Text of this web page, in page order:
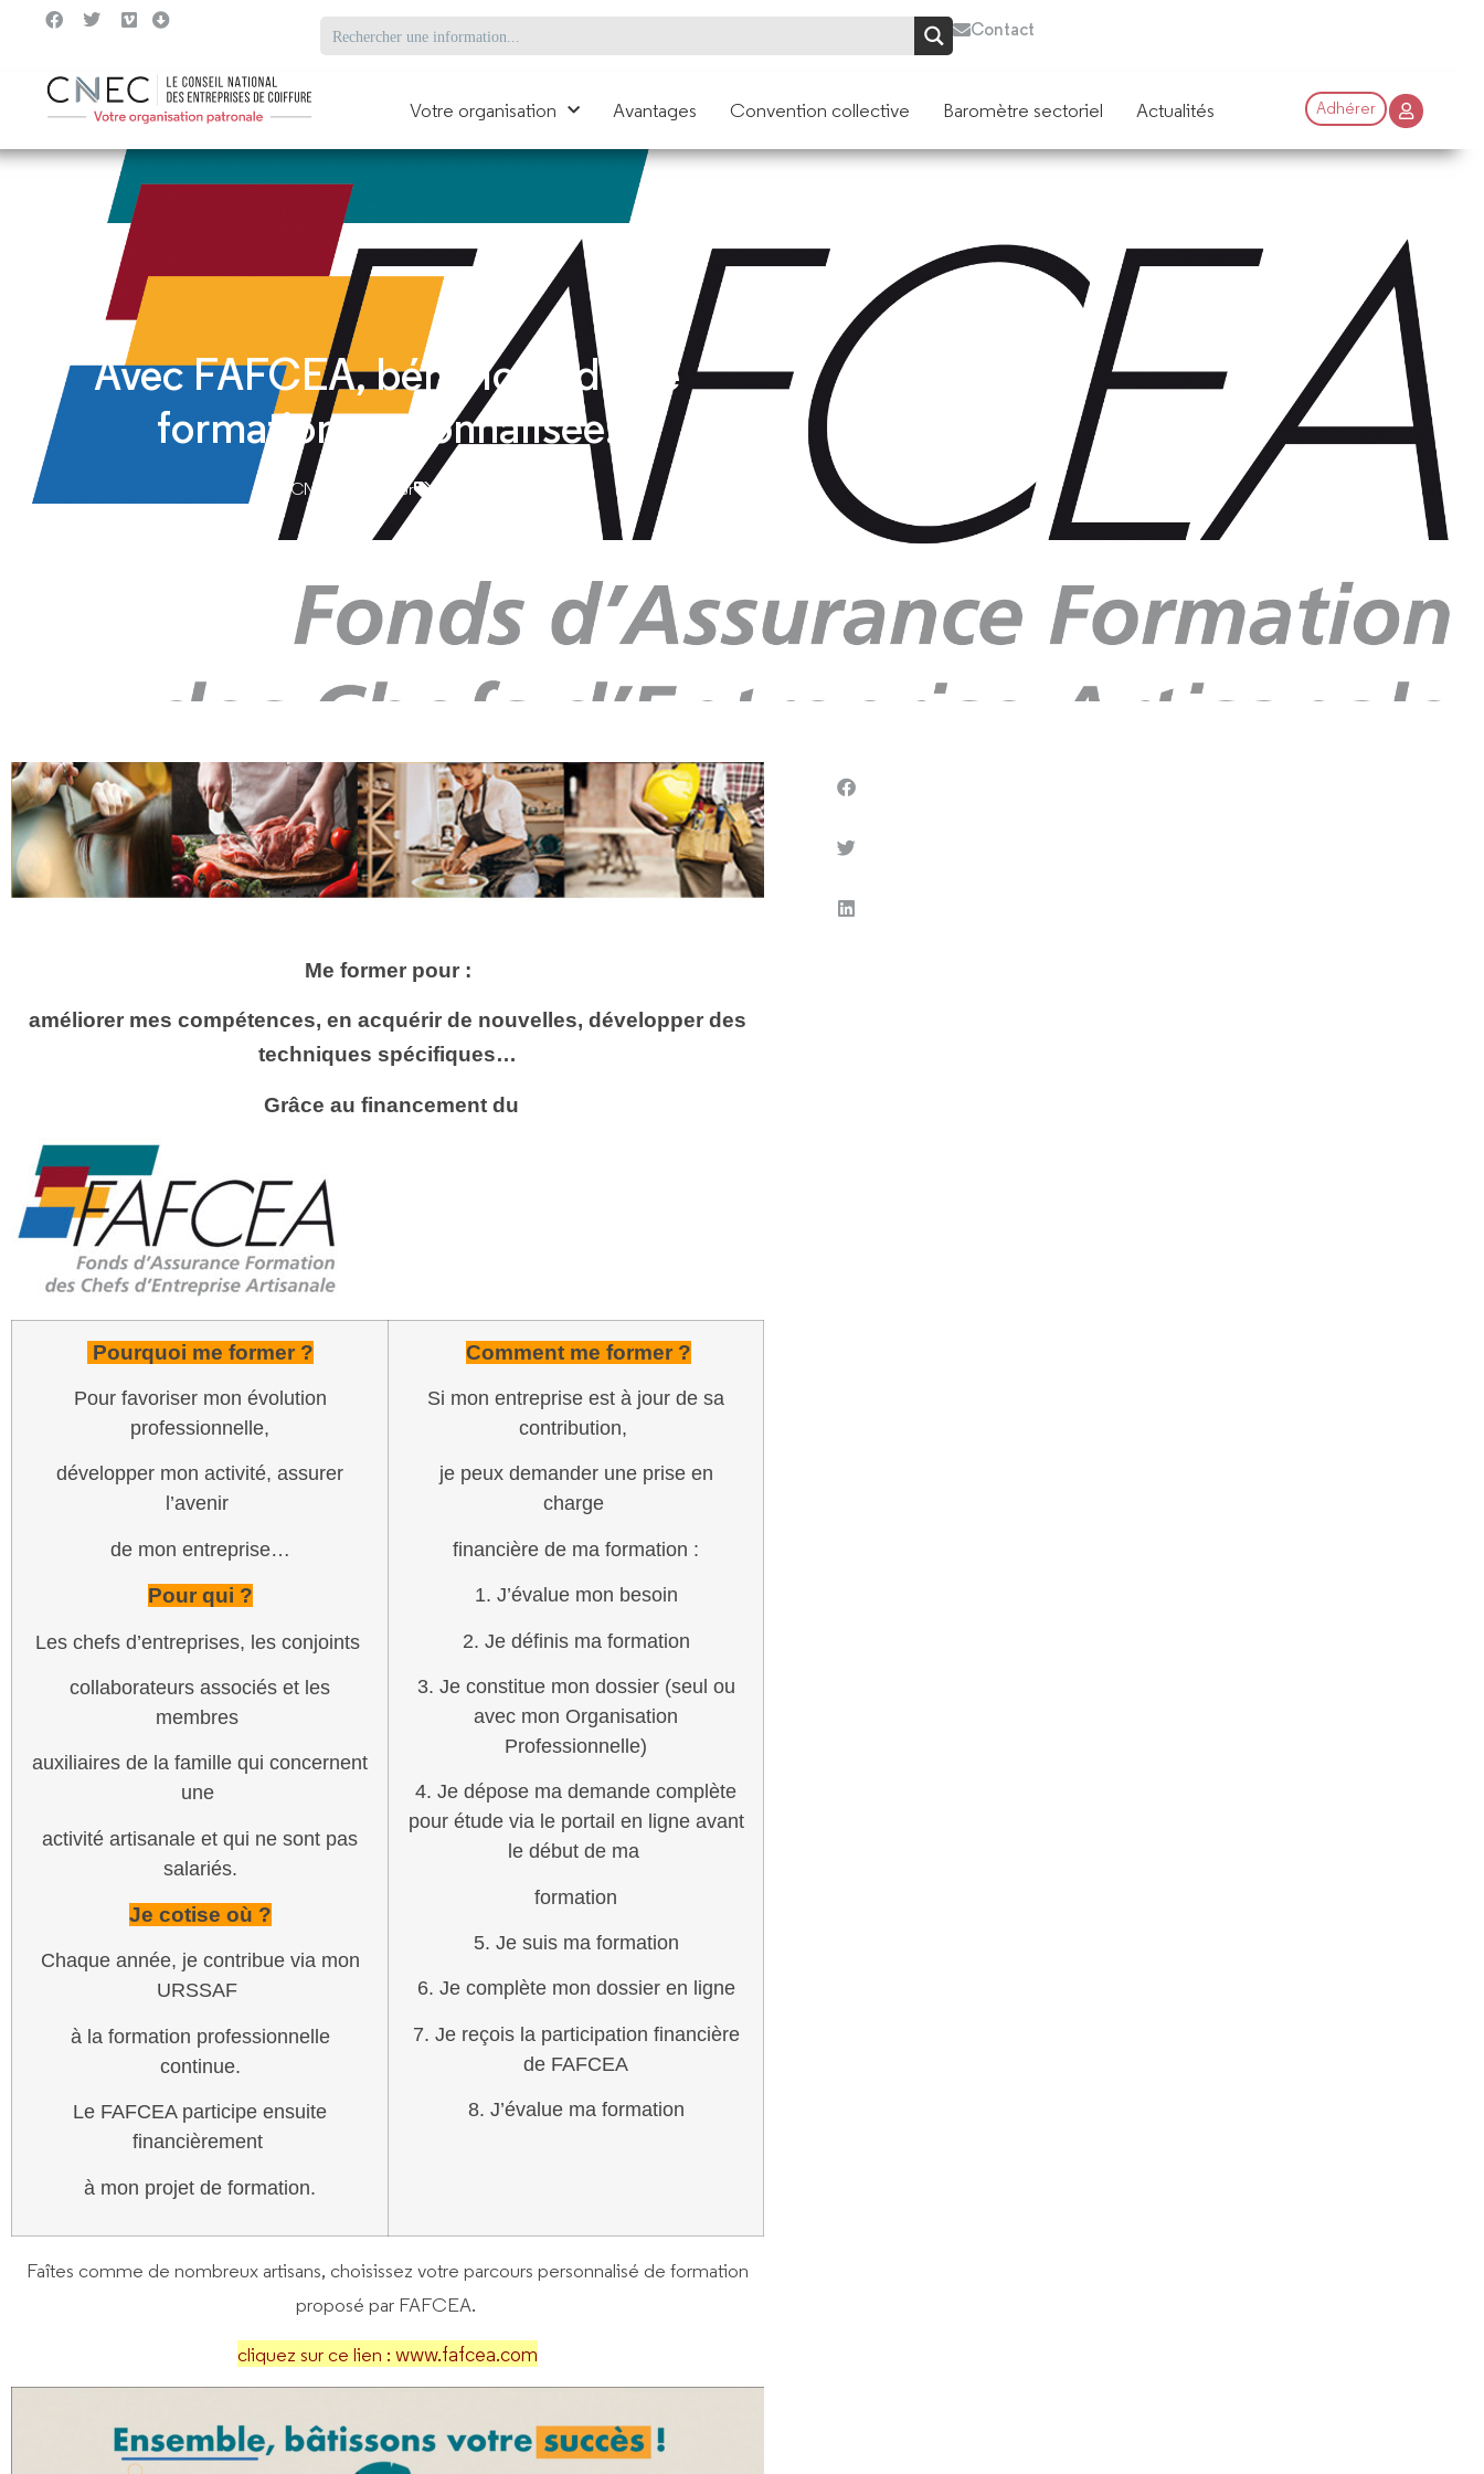
Contact
Votre organisation Avantages Convention collective Baromètre sectoriel Actualités Adhérer
Avec FAFCEA, bénéficiez d’une
formation personnalisée.
CNEC rédacteur
Me former pour :
améliorer mes compétences, en acquérir de nouvelles, développer des
techniques spécifiques…
Grâce au financement du
Pourquoi me former ?
Pour favoriser mon évolution
professionnelle,
développer mon activité, assurer
l’avenir
de mon entreprise…
Pour qui ?
Les chefs d’entreprises, les conjoints
collaborateurs associés et les
membres
auxiliaires de la famille qui concernent
une
activité artisanale et qui ne sont pas
salariés.
Je cotise où ?
Chaque année, je contribue via mon
URSSAF
à la formation professionnelle
continue.
Le FAFCEA participe ensuite
financièrement
à mon projet de formation.
Comment me former ?
Si mon entreprise est à jour de sa
contribution,
je peux demander une prise en
charge
financière de ma formation :
1. J’évalue mon besoin
2. Je définis ma formation
3. Je constitue mon dossier (seul ou
avec mon Organisation
Professionnelle)
4. Je dépose ma demande complète
pour étude via le portail en ligne avant
le début de ma
formation
5. Je suis ma formation
6. Je complète mon dossier en ligne
7. Je reçois la participation financière
de FAFCEA
8. J’évalue ma formation
Faîtes comme de nombreux artisans, choisissez votre parcours personnalisé de formation
proposé par FAFCEA.
cliquez sur ce lien : www.fafcea.com